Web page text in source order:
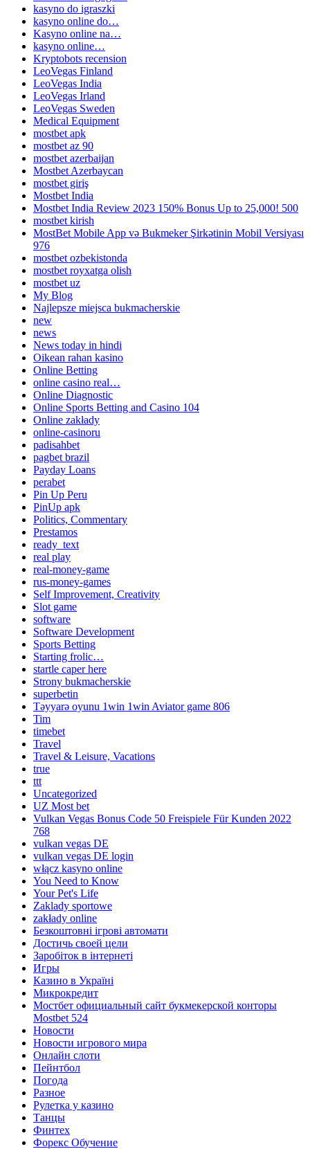
kasyno do igraszki
kasyno online do…
Kasyno online na…
kasyno online…
Kryptobots recension
LeoVegas Finland
LeoVegas India
LeoVegas Irland
LeoVegas Sweden
Medical Equipment
mostbet apk
mostbet az 90
mostbet azerbaijan
Mostbet Azerbaycan
mostbet giriş
Mostbet India
Mostbet India Review 2023 150% Bonus Up to 25,000! 500
mostbet kirish
MostBet Mobile App və Bukmeker Şirkətinin Mobil Versiyası
976
mostbet ozbekistonda
mostbet royxatga olish
mostbet uz
My Blog
Najlepsze miejsca bukmacherskie
new
news
News today in hindi
Oikean rahan kasino
Online Betting
online casino real…
Online Diagnostic
Online Sports Betting and Casino 104
Online zakłady
online-casinoru
padisahbet
pagbet brazil
Payday Loans
perabet
Pin Up Peru
PinUp apk
Politics, Commentary
Prestamos
ready_text
real play
real-money-game
rus-money-games
Self Improvement, Creativity
Slot game
software
Software Development
Sports Betting
Starting frolic…
startle caper here
Strony bukmacherskie
superbetin
Təyyarə oyunu 1win 1win Aviator game 806
Tim
timebet
Travel
Travel & Leisure, Vacations
true
ttt
Uncategorized
UZ Most bet
Vulkan Vegas Bonus Code 50 Freispiele Für Kunden 2022
768
vulkan vegas DE
vulkan vegas DE login
włącz kasyno online
You Need to Know
Your Pet's Life
Zaklady sportowe
zakłady online
Безкоштовні ігрові автомати
Достичь своей цели
Заробіток в інтернеті
Игры
Казино в Україні
Микрокредит
Мостбет официальный сайт букмекерской конторы
Mostbet 524
Новости
Новости игрового мира
Онлайн слоти
Пейнтбол
Погода
Разное
Рулетка у казино
Танцы
Финтех
Форекс Обучение